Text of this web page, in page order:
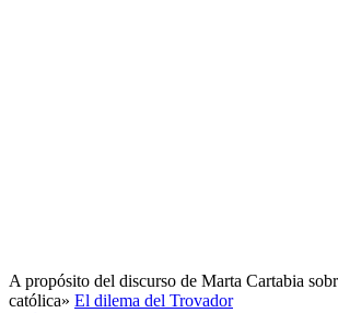
A propósito del discurso de Marta Cartabia
católica» El dilema del Trovador